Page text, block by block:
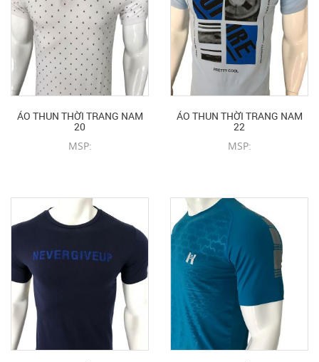
ÁO THUN THỜI TRANG NAM
20
MSP:
ÁO THUN THỜI TRANG NAM
22
MSP: